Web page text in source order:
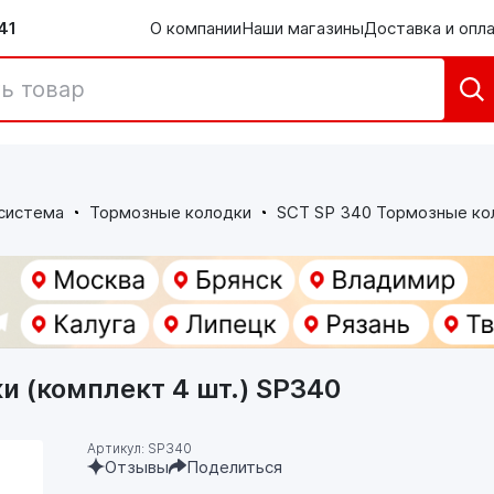
О компанииНаши магазиныДоставка и
Тормозные колодки SCT SP 340 Тормозные
(комплект 4 шт.) SP340
Артикул: SP340
Отзывы Поделиться